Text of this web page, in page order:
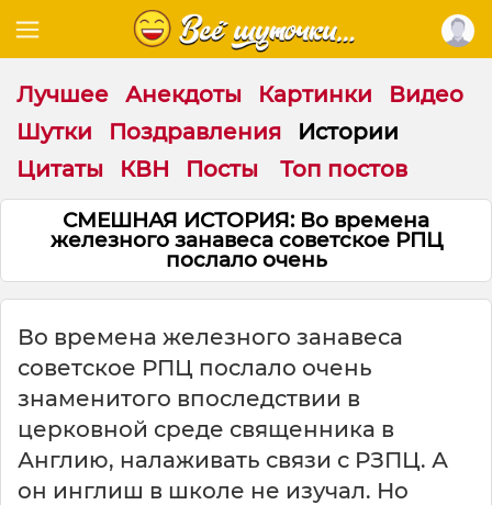
Лучшее Анекдоты Картинки
Видео
Шутки
Поздравления
Истории
Цитаты
КВН Посты Топ постов
СМЕШНАЯ ИСТОРИЯ: Во времена
железного занавеса советское РПЦ
послало очень
Во времена железного занавеса
советское РПЦ послало очень
знаменитого впоследствии в
церковной среде священника в
Англию, налаживать связи с РЗПЦ. А
он инглиш в школе не изучал. Но